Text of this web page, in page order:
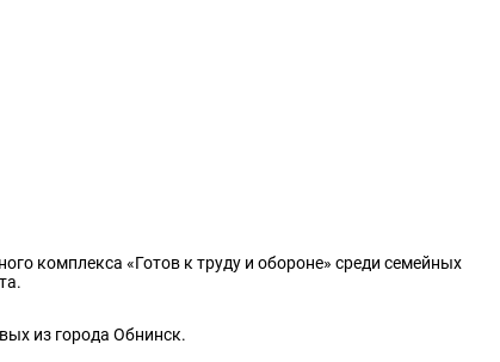
комплекса «Готов к труду и обороне» среди семейных
из города Обнинск.